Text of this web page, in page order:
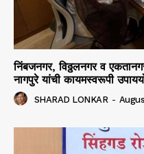
निंबजनगर, विठ्ठलनगर व
नागपुरे यांची कायमस्वरूपी
SHARAD LONKAR -